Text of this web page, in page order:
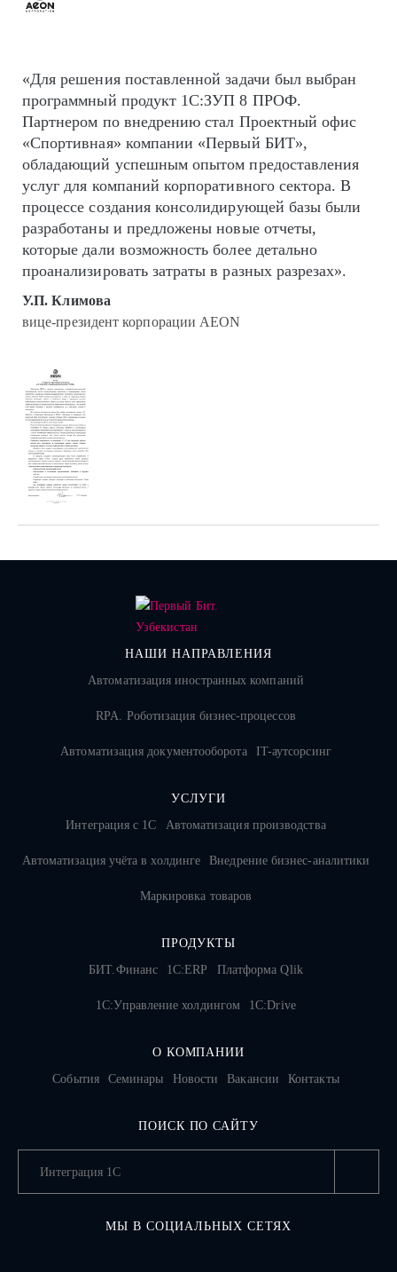
«Для решения поставленной задачи был выбран
программный продукт 1С:ЗУП 8 ПРОФ.
Партнером по внедрению стал Проектный офис
«Спортивная» компании «Первый БИТ»,
обладающий успешным опытом предоставления
услуг для компаний корпоративного сектора. В
процессе создания консолидирующей базы были
разработаны и предложены новые отчеты,
которые дали возможность более детально
проанализировать затраты в разных разрезах».
У.П. Климова
вице-президент корпорации AEON
НАШИ НАПРАВЛЕНИЯ
Автоматизация иностранных компаний
RPA. Роботизация бизнес-процессов
Автоматизация документооборота IT-аутсорсинг
УСЛУГИ
Интеграция с 1С
Автоматизация производства
Автоматизация учёта в холдинге Внедрение бизнес-аналитики
Маркировка товаров
ПРОДУКТЫ
БИТ.Финанс
1С:ERP Платформа Qlik
1С:Управление холдингом 1C:Drive
О КОМПАНИИ
События
Семинары Новости Вакансии Контакты
ПОИСК ПО САЙТУ
МЫ В СОЦИАЛЬНЫХ СЕТЯХ